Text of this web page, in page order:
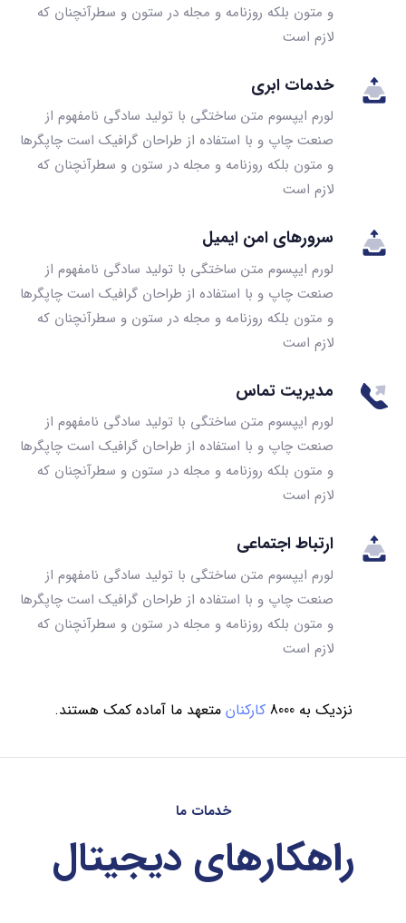
و متون بلکه روزنامه و مجله در ستون و سطرآنچنان که
لازم است
خدمات ابری
لورم ایپسوم متن ساختگی با تولید سادگی نامفهوم از
صنعت چاپ و با استفاده از طراحان گرافیک است چاپگرها
و متون بلکه روزنامه و مجله در ستون و سطرآنچنان که
لازم است
سرورهای امن ایمیل
لورم ایپسوم متن ساختگی با تولید سادگی نامفهوم از
صنعت چاپ و با استفاده از طراحان گرافیک است چاپگرها
و متون بلکه روزنامه و مجله در ستون و سطرآنچنان که
لازم است
مدیریت تماس
لورم ایپسوم متن ساختگی با تولید سادگی نامفهوم از
صنعت چاپ و با استفاده از طراحان گرافیک است چاپگرها
و متون بلکه روزنامه و مجله در ستون و سطرآنچنان که
لازم است
ارتباط اجتماعی
لورم ایپسوم متن ساختگی با تولید سادگی نامفهوم از
صنعت چاپ و با استفاده از طراحان گرافیک است چاپگرها
و متون بلکه روزنامه و مجله در ستون و سطرآنچنان که
لازم است
نزدیک به 8000 کارکنان متعهد ما آماده کمک هستند.
خدمات ما
راهکارهای دیجیتال